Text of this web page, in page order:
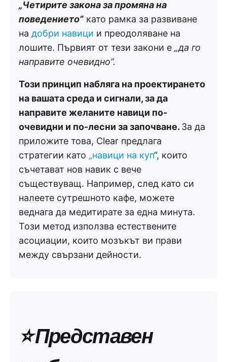
„Четирите закона за промяна на
поведението” като рамка за развиване
на добри навици и преодоляване на
лошите. Първият от тези закони е „да го
направите очевидно”.
Този принцип набляга на проектирането
на вашата среда и сигнали, за да
направите желаните навици по-
очевидни и по-лесни за започване. За да
приложите това, Clear предлага
стратегии като „навици на куп“, които
съчетават нов навик с вече
съществуващ. Например, след като си
налеете сутрешното кафе, можете
веднага да медитирате за една минута.
Този метод използва естествените
асоциации, които мозъкът ви прави
между свързани дейности.
⭐ Представен